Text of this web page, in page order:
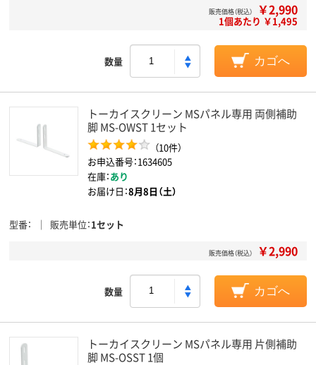
販売価格（税込） ￥2,990
1個あたり ￥1,495
数量 カゴへ
トーカイスクリーン MSパネル専用 両側補助
脚 MS-OWST 1セット
（10件）
お申込番号：1634605
在庫：あり
お届け日：8月8日（土）
型番 販売単位 1セット
販売価格（税込） ￥2,990
数量 カゴへ
トーカイスクリーン MSパネル専用 片側補助
脚 MS-OSST 1個